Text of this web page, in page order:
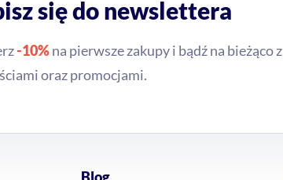
się do newslettera
-10%na pierwsze zakupy i bądź na bieżąco z
oraz promocjami.
Blog